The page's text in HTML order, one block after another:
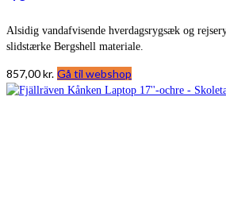
Alsidig vandafvisende hverdagsrygsæk og
slidstærke Bergshell materiale.
857,00kr. Gå til webshop